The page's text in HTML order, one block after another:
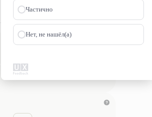
Частично
Нет, не нашёл(а)